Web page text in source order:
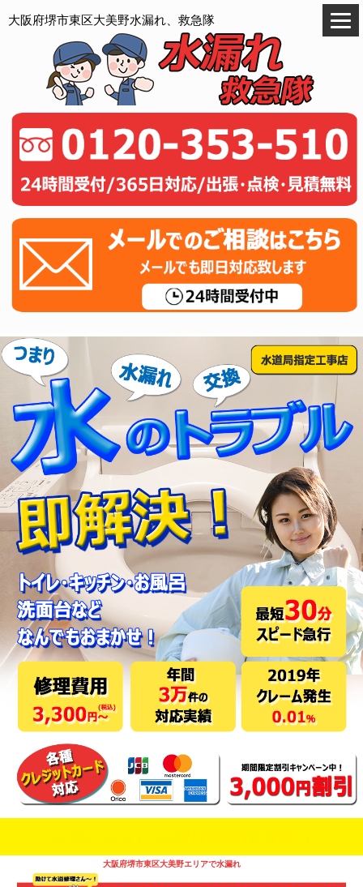
大阪府堺市東区大美野水漏れ、救急隊
大阪府堺市東区大美野エリアで水漏れ